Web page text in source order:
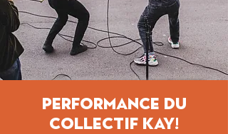
Performance du
Collectif KAY!